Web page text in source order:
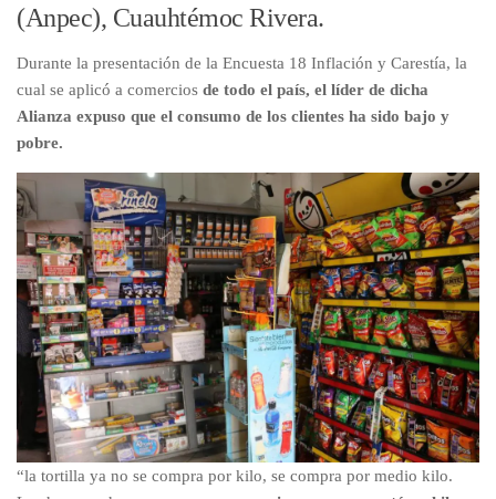
(Anpec), Cuauhtémoc Rivera.
Durante la presentación de la Encuesta 18 Inflación y Carestía, la
cual se aplicó a comercios de todo el país, el líder de dicha
Alianza expuso que el consumo de los clientes ha sido bajo y
pobre.
“la tortilla ya no se compra por kilo, se compra por medio kilo.